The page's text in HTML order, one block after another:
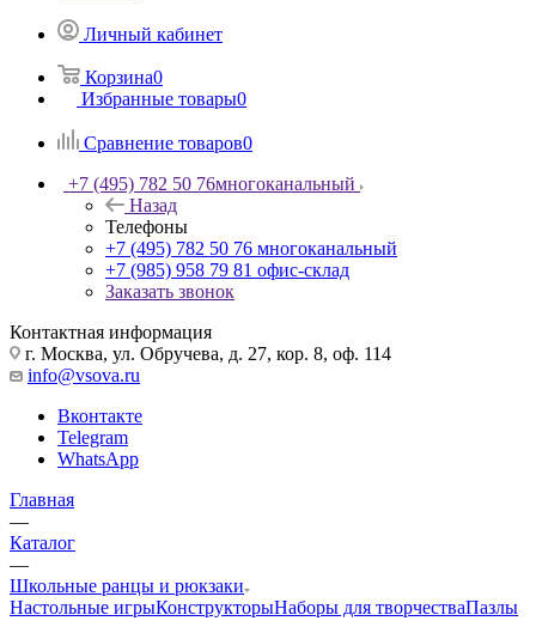
Личный кабинет
Корзина0
Избранные товары0
Сравнение товаров0
+7 (495) 782 50 76многоканальный
Назад
Телефоны
+7 (495) 782 50 76 многоканальный
+7 (985) 958 79 81 офис-склад
Заказать звонок
Контактная информация
г. Москва, ул. Обручева, д. 27, кор. 8, оф. 114
info@vsova.ru
Вконтакте
Telegram
WhatsApp
Главная
—
Каталог
—
Школьные ранцы и рюкзаки
Настольные игрыКонструкторыНаборы для творчестваПазлы